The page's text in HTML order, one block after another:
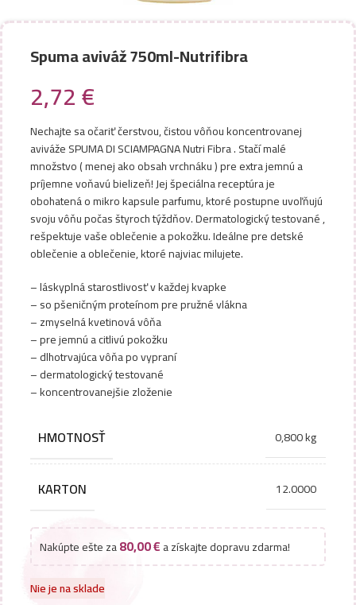
Spuma aviváž 750ml-Nutrifibra
2,72€
Nechajte sa očariť čerstvou, čistou vôňou koncentrovanej
aviváže SPUMA DI SCIAMPAGNA Nutri Fibra . Stačí malé
množstvo ( menej ako obsah vrchnáku ) pre extra jemnú a
príjemne voňavú bielizeň! Jej špeciálna receptúra je
obohatená o mikro kapsule parfumu, ktoré postupne uvoľňujú
svoju vôňu počas štyroch týždňov. Dermatologický testované ,
rešpektuje vaše oblečenie a pokožku. Ideálne pre detské
oblečenie a oblečenie, ktoré najviac milujete.
– láskyplná starostlivosť v každej kvapke
– so pšeničným proteínom pre pružné vlákna
– zmyselná kvetinová vôňa
– pre jemnú a citlivú pokožku
– dlhotrvajúca vôňa po vypraní
– dermatologický testované
– koncentrovanejšie zloženie
HMOTNOSŤ 0,800 kg
KARTON 12.0000
Nakúpte ešte za80,00€a získajte dopravu zdarma!
Nie je na sklade